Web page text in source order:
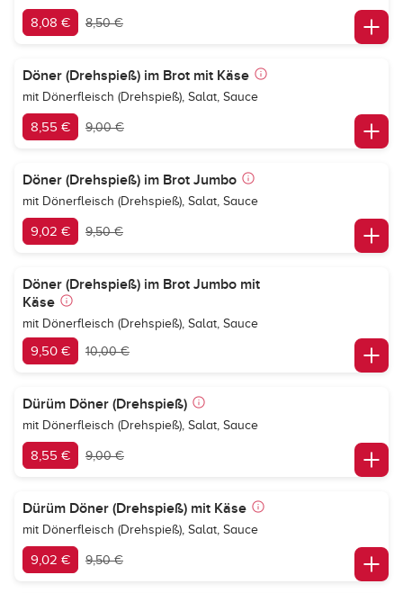
8,08 € 8,50 €
Döner (Drehspieß) im Brot mit Käse
mit Dönerfleisch (Drehspieß), Salat, Sauce
8,55 € 9,00 €
Döner (Drehspieß) im Brot Jumbo
mit Dönerfleisch (Drehspieß), Salat, Sauce
9,02 € 9,50 €
Döner (Drehspieß) im Brot Jumbo mit
Käse
mit Dönerfleisch (Drehspieß), Salat, Sauce
9,50 € 10,00 €
Dürüm Döner (Drehspieß)
mit Dönerfleisch (Drehspieß), Salat, Sauce
8,55 € 9,00 €
Dürüm Döner (Drehspieß) mit Käse
mit Dönerfleisch (Drehspieß), Salat, Sauce
9,02 € 9,50 €